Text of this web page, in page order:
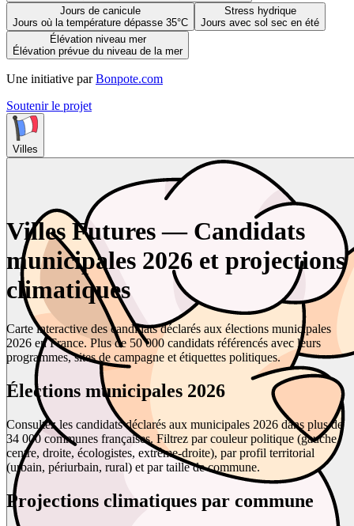
Jours de canicule
Jours où la température dépasse 35°C
Stress hydrique
Jours avec sol sec en été
Élévation niveau mer
Élévation prévue du niveau de la mer
Une initiative par Bonpote.com
Soutenir le projet
Villes
Villes Futures — Candidats
municipales 2026 et projections
climatiques
Carte interactive des candidats déclarés aux élections municipales
2026 en France. Plus de 50 000 candidats référencés avec leurs
programmes, sites de campagne et étiquettes politiques.
Élections municipales 2026
Consultez les candidats déclarés aux municipales 2026 dans plus de
34 000 communes françaises. Filtrez par couleur politique (gauche,
centre, droite, écologistes, extrême-droite), par profil territorial
(urbain, périurbain, rural) et par taille de commune.
Projections climatiques par commune